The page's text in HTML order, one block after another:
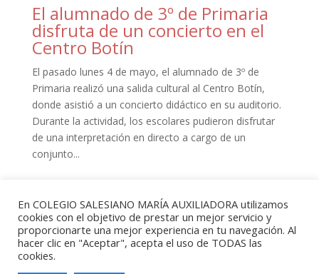
El alumnado de 3º de Primaria
disfruta de un concierto en el
Centro Botín
El pasado lunes 4 de mayo, el alumnado de 3º de
Primaria realizó una salida cultural al Centro Botín,
donde asistió a un concierto didáctico en su auditorio.
Durante la actividad, los escolares pudieron disfrutar
de una interpretación en directo a cargo de un
conjunto...
« Entradas más antiguas
En COLEGIO SALESIANO MARÍA AUXILIADORA utilizamos
cookies con el objetivo de prestar un mejor servicio y
proporcionarte una mejor experiencia en tu navegación. Al
hacer clic en "Aceptar", acepta el uso de TODAS las
cookies.